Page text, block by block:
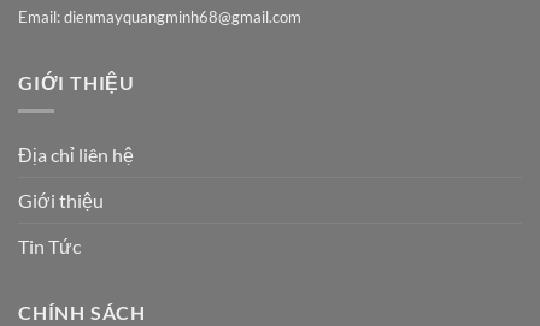
Email:dienmayquangminh68@gmail.com
GIỚI THIỆU
Địa chỉ liên hệ
Giới thiệu
Tin Tức
CHÍNH SÁCH